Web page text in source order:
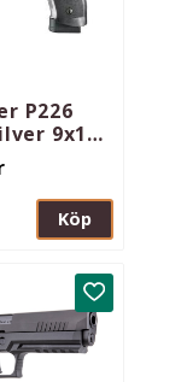
P226
9x19
SA
Köp
Lägg till i